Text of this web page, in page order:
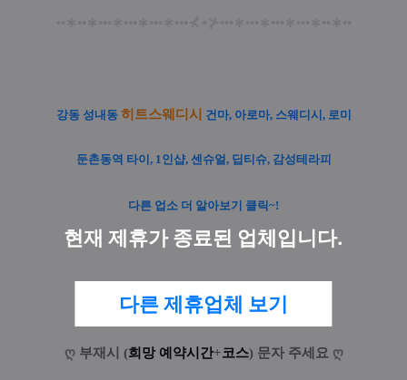
현재 제휴가 종료된 업체입니다.
다른 제휴업체 보기
강동 성내동 히트스웨디시 건마, 아로마, 스웨디시, 로미
둔촌동역 타이, 1인샵, 센슈얼, 딥티슈, 감성테라피
다른 업소 더 알아보기 클릭~!
0503-5984-1032: 전화
ღ 부재시 (희망 예약시간+코스) 문자 주세요 ღ